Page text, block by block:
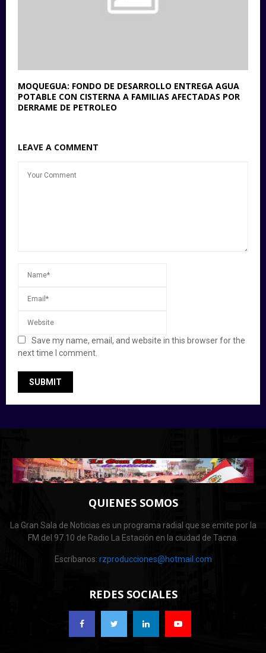
MOQUEGUA: FONDO DE DESARROLLO ENTREGA AGUA
POTABLE CON CISTERNA A FAMILIAS AFECTADAS POR
DERRAME DE PETROLEO
LEAVE A COMMENT
Save my name, email, and website in this browser for the
next time I comment.
QUIENES SOMOS
La Gran Sala de Noticias es un programa radial que se emite por la
FM del 97.10 de Radio La Estación en la ciudad de Tacna.
Escríbanos: rzproducciones@hotmail.com
REDES SOCIALES